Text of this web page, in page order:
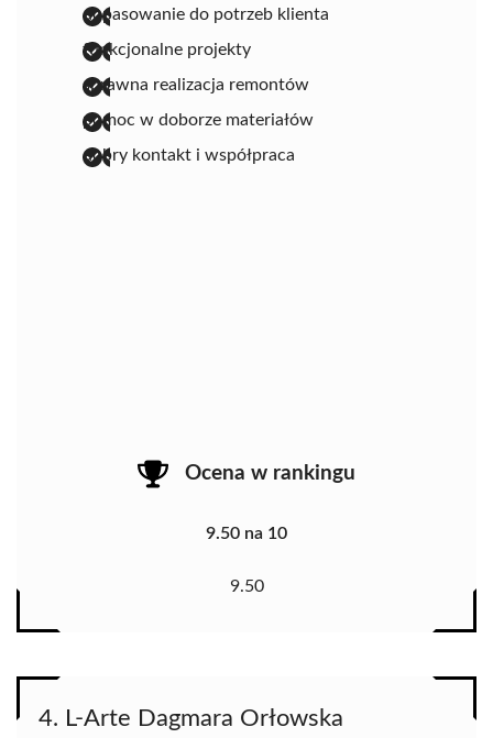
dopasowanie do potrzeb klienta
funkcjonalne projekty
sprawna realizacja remontów
pomoc w doborze materiałów
dobry kontakt i współpraca
Ocena w rankingu
9.50 na 10
9.50
4. L-Arte Dagmara Orłowska